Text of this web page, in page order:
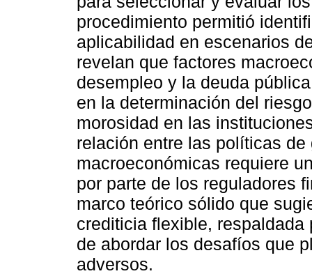
procedimiento permitió
aplicabilidad en escenarios
revelan que factores
desempleo y la deuda
en la determinación del
morosidad en las
relación entre las políticas
macroeconómicas requiere
por parte de los reguladores
marco teórico sólido que
crediticia flexible,
de abordar los desafíos que
adversos.